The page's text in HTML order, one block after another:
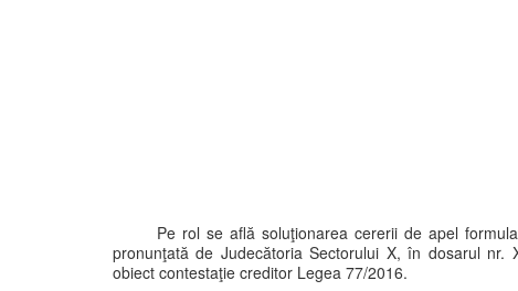
Pe rol se află soluţionarea cererii de apel
pronunţată de Judecătoria Sectorului X, în dosarul
obiect contestaţie creditor Legea 77/2016.